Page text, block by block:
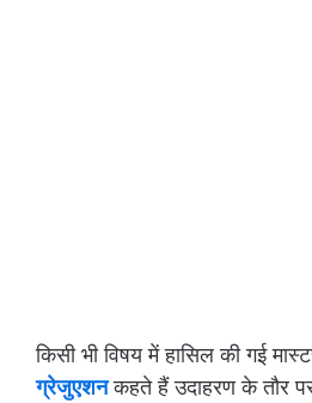
किसी भी विषय में हासिल की गई
ग्रेजुएशनकहते हैं उदाहरण के तौर